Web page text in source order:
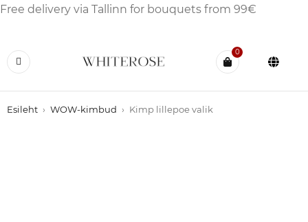
Free delivery via Tallinn for bouquets from 99€
0
Esileht › WOW-kimbud › Kimp lillepoe valik